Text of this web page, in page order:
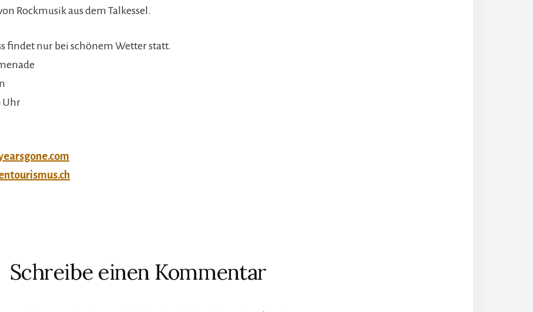
Rockmusik aus dem Talkessel.
findet nur bei schönem Wetter statt.
Uhr
Schreibe einen Kommentar